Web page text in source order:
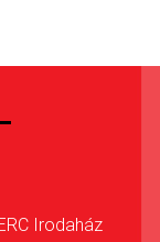
Irodaház